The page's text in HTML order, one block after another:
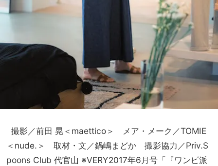
撮影／前田 晃＜maettico＞ メア・メーク／TOMIE
＜nude.＞ 取材・文／鍋嶋まどか 撮影協力／Priv.S
poons Club 代官山 ※VERY2017年6月号「『ワンピ派